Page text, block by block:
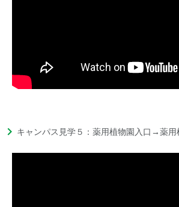
キャンパス見学５：薬用植物園入口→薬用